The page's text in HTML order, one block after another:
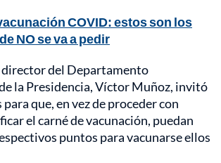
COVID: estos son los
NO se va a pedir
director del Departamento
la Presidencia, Víctor Muñoz, invitó
que, en vez de proceder con
el carné de vacunación, puedan
puntos para vacunarse ellos